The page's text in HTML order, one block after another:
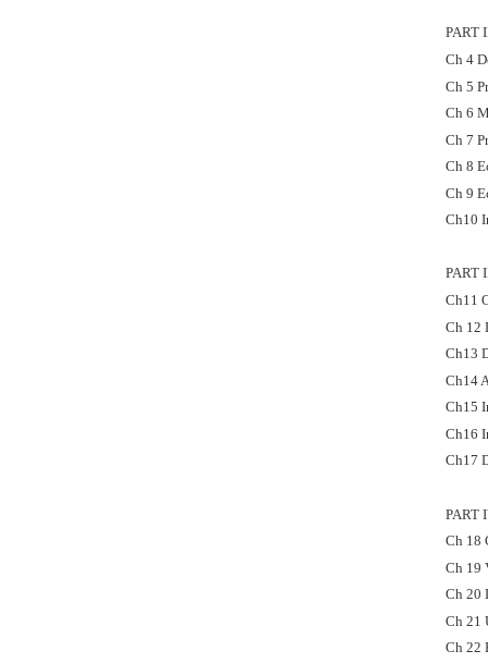
PART
Ch 4
Ch 5
Ch 6
Ch 7
Ch 8
Ch 9
Ch10
PART
Ch11
Ch 12
Ch13
Ch14
Ch15
Ch16
Ch17
PART
Ch 18
Ch 19
Ch 20
Ch 21
Ch 22